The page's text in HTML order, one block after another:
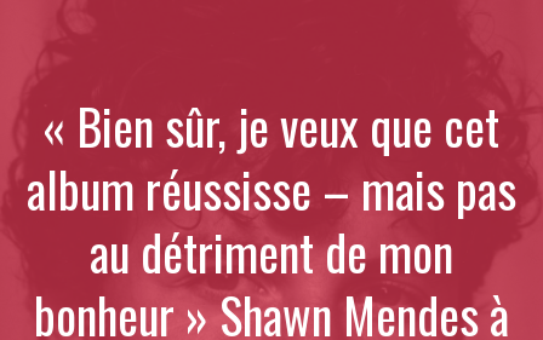
« Bien sûr, je veux que cet
album réussisse – mais pas
au détriment de mon
bonheur » Shawn Mendes à